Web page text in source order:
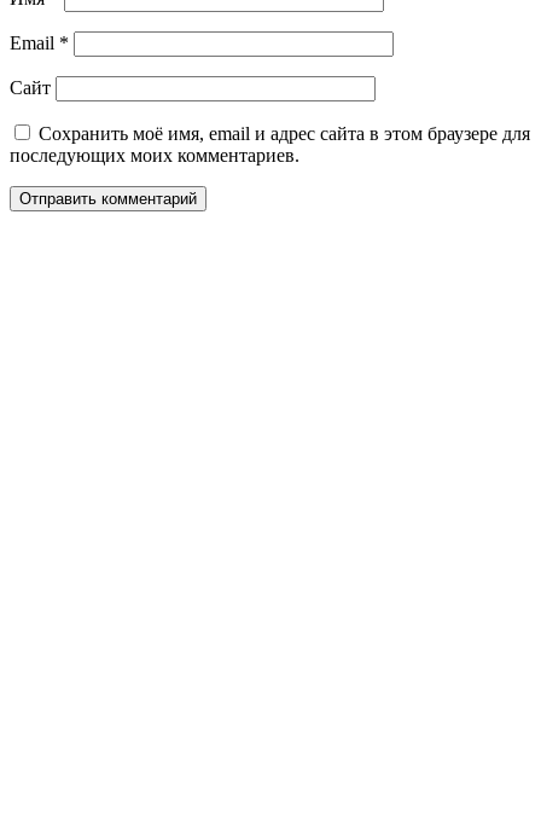
Email *
Сайт
Сохранить моё имя, email и адрес сайта в этом браузере для
последующих моих комментариев.